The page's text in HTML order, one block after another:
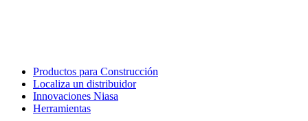
Productos para Construcción
Localiza un distribuidor
Innovaciones Niasa
Herramientas